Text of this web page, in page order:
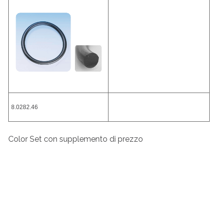
8.0282.46
Color Set con supplemento di prezzo